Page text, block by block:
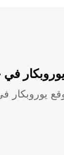
في
يوروبكار